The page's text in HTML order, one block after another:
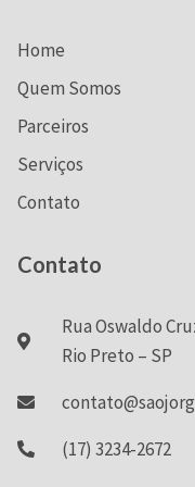
Home
Quem Somos
Parceiros
Serviços
Contato
Contato
Rua Oswaldo
Rio Preto – SP
(17) 3234-2672